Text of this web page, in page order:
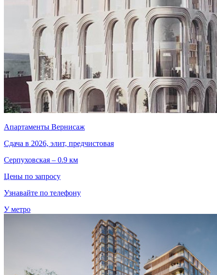
Апартаменты Вернисаж
Сдача в 2026, элит, предчистовая
Серпуховская – 0.9 км
Цены по запросу
Узнавайте по телефону
У метро